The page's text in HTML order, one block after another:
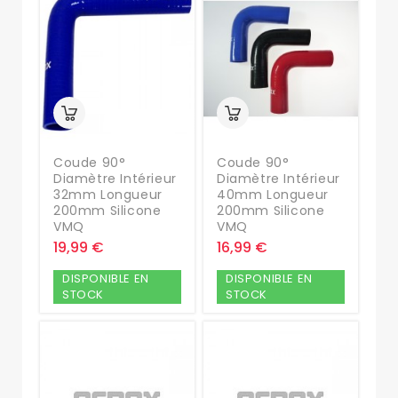
Coude 90°
Diamètre Intérieur
32mm Longueur
200mm Silicone
VMQ
19,99 €
DISPONIBLE EN
STOCK
Coude 90°
Diamètre Intérieur
40mm Longueur
200mm Silicone
VMQ
16,99 €
DISPONIBLE EN
STOCK